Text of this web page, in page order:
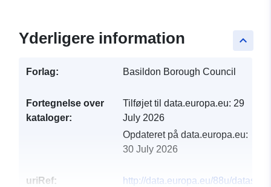
keyboard_arrow_up
Yderligere information
Forlag: Basildon Borough Council
Fortegnelse over
kataloger:
Tilføjet til data.europa.eu: 29
July 2026
Opdateret på data.europa.eu:
30 July 2026
uriRef: http://data.europa.eu/88u/